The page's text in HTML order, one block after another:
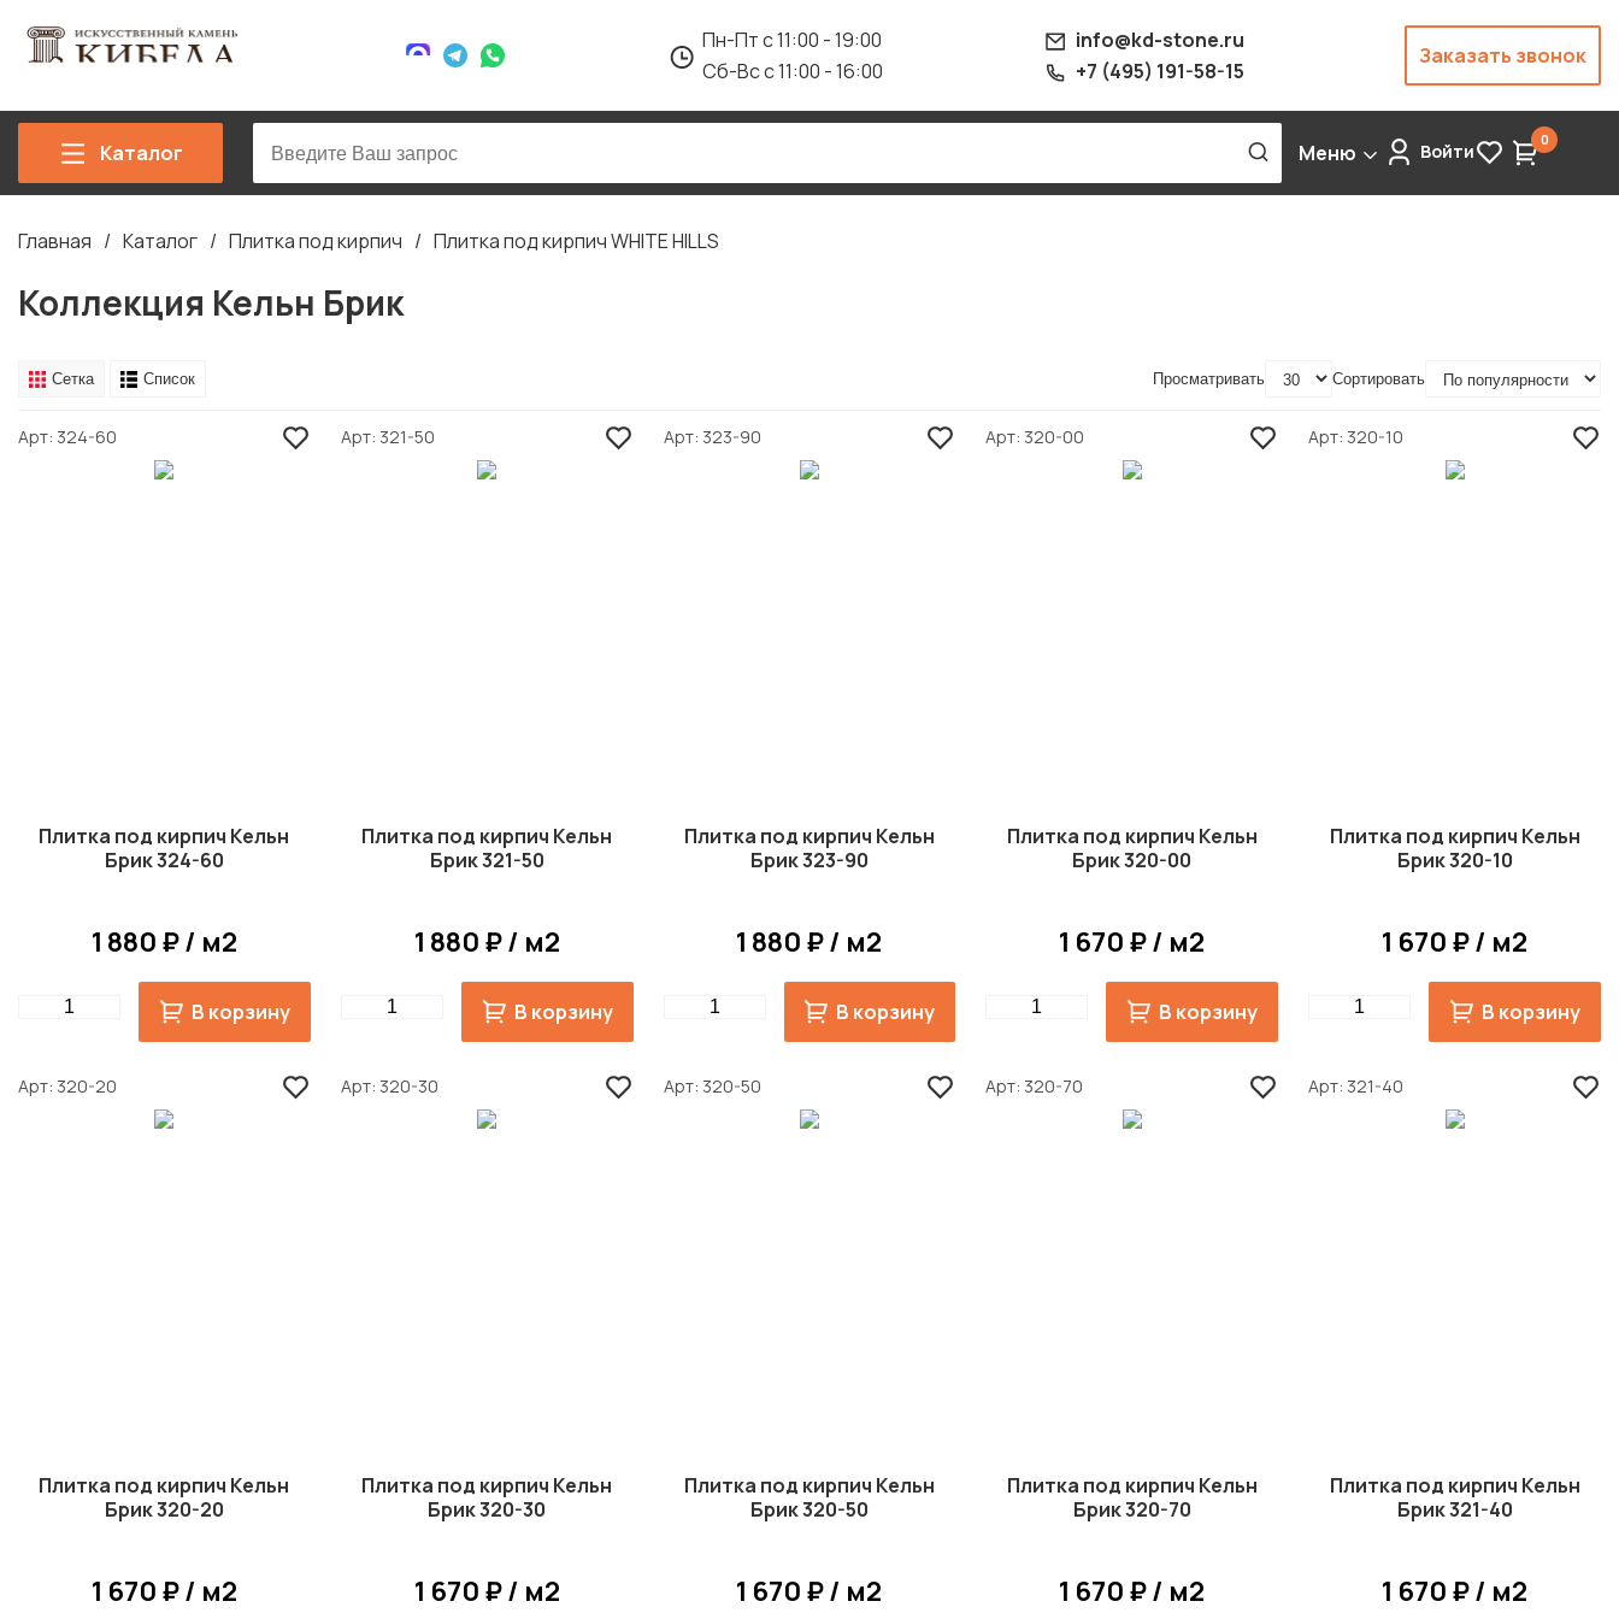
Пн-Пт с 11:00 - 19:00
Сб-Вс с 11:00 - 16:00
info@kd-stone.ru
+7 (495) 191-58-15
Заказать звонок
Каталог Меню Войти 0
Строка
навигации
Главная Каталог Плитка под кирпич Плитка под кирпич WHITE HILLS
Коллекция Кельн Брик
Сетка Список Просматривать Сортировать
Арт 324-60
Плитка под кирпич Кельн
Брик 324-60
1 880 ₽ / м2
Quantity В корзину
Арт 321-50
Плитка под кирпич Кельн
Брик 321-50
1 880 ₽ / м2
Quantity В корзину
Арт 323-90
Плитка под кирпич Кельн
Брик 323-90
1 880 ₽ / м2
Quantity В корзину
Арт 320-00
Плитка под кирпич Кельн
Брик 320-00
1 670 ₽ / м2
Quantity В корзину
Арт 320-10
Плитка под кирпич Кельн
Брик 320-10
1 670 ₽ / м2
Quantity В корзину
Арт 320-20
Плитка под кирпич Кельн
Брик 320-20
1 670 ₽ / м2
Арт 320-30
Плитка под кирпич Кельн
Брик 320-30
1 670 ₽ / м2
Арт 320-50
Плитка под кирпич Кельн
Брик 320-50
1 670 ₽ / м2
Арт 320-70
Плитка под кирпич Кельн
Брик 320-70
1 670 ₽ / м2
Арт 321-40
Плитка под кирпич Кельн
Брик 321-40
1 670 ₽ / м2